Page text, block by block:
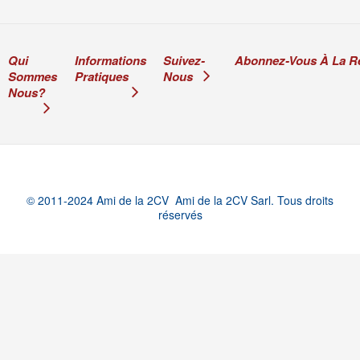
Qui
Sommes
Nous?
Informations
Pratiques
Suivez-
Nous
Abonnez-Vous À La
© 2011-2024 Ami de la 2CV Ami de la 2CV Sarl. Tous droits
réservés